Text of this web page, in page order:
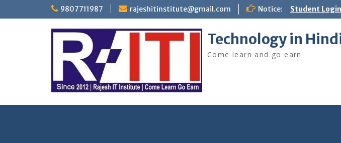
9807711987 rajeshitinstitute@gmail.com Notice: Student Login
Technology in
Come learn and go earn